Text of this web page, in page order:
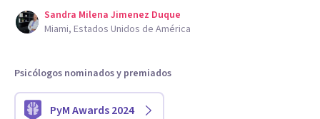
Sandra Milena Jimenez Duque
Miami, Estados Unidos de América
Psicólogos nominados y premiados
PyM Awards 2024